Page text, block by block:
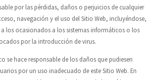
por las pérdidas, daños o perjuicios de cualquier
navegación y el uso del Sitio Web, incluyéndose,
los ocasionados a los sistemas informáticos o los
por la introducción de virus.
se hace responsable de los daños que pudiesen
por un uso inadecuado de este Sitio Web. En